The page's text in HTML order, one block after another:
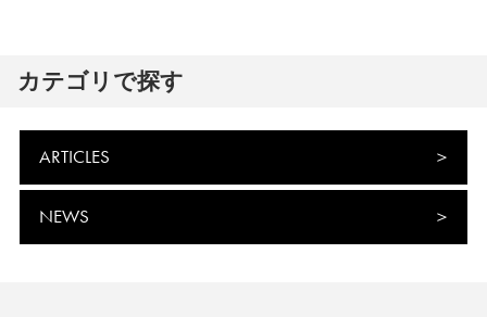
カテゴリで探す
ARTICLES
NEWS